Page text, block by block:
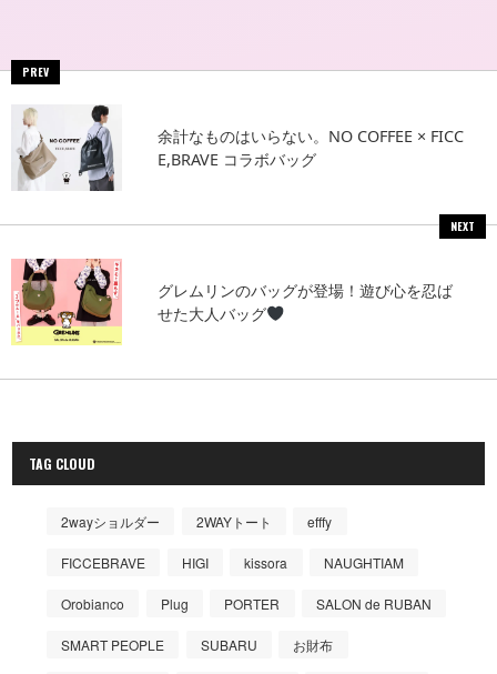
PREV
余計なものはいらない。NO COFFEE × FICC
E,BRAVE コラボバッグ
NEXT
グレムリンのバッグが登場！遊び心を忍ば
せた大人バッグ
TAG CLOUD
2wayショルダー 2WAYトート efffy
FICCEBRAVE HIGI kissora NAUGHTIAM
Orobianco Plug PORTER SALON de RUBAN
SMART PEOPLE SUBARU お財布